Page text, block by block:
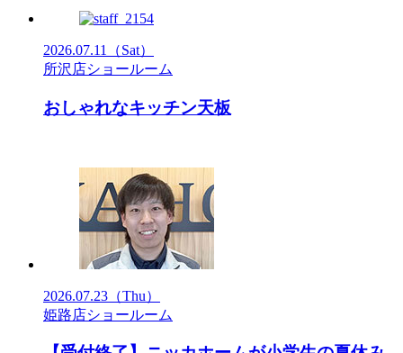
2026.07.11
（Sat）
所沢店ショールーム
おしゃれなキッチン天板
2026.07.23 （Thu）
姫路店ショールーム